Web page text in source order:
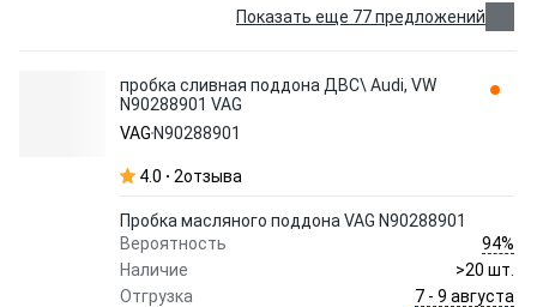
Показать еще 77 предложений
пробка сливная поддона ДВС\ Audi, VW
N90288901 VAG
VAG N90288901
4.0 2отзыва
Пробка масляного поддона VAG N90288901
Вероятность
94%
Наличие
>20 шт.
Отгрузка
7 - 9 августа